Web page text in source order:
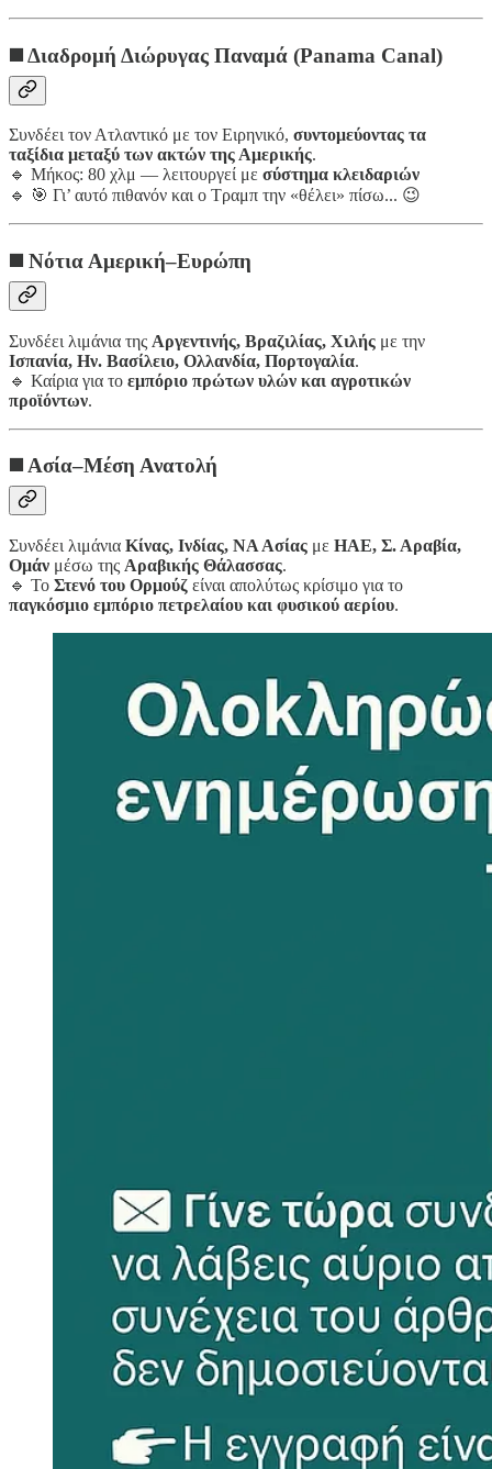
◼️Διαδρομή Διώρυγας Παναμά (Panama Canal)
Συνδέει τον Ατλαντικό με τον Ειρηνικό, συντομεύοντας τα
ταξίδια μεταξύ των ακτών της Αμερικής.
🔹 Μήκος: 80 χλμ — λειτουργεί με σύστημα κλειδαριών
🔹 🎯 Γι’ αυτό πιθανόν και ο Τραμπ την «θέλει» πίσω... 😉
◼️ Νότια Αμερική–Ευρώπη
Συνδέει λιμάνια της Αργεντινής, Βραζιλίας, Χιλής με την
Ισπανία, Ην. Βασίλειο, Ολλανδία, Πορτογαλία.
🔹 Καίρια για το εμπόριο πρώτων υλών και αγροτικών
προϊόντων.
◼️Ασία–Μέση Ανατολή
Συνδέει λιμάνια Κίνας, Ινδίας, ΝΑ Ασίας με ΗΑΕ, Σ. Αραβία,
Ομάν μέσω της Αραβικής Θάλασσας.
🔹 Το Στενό του Ορμούζ είναι απολύτως κρίσιμο για το
παγκόσμιο εμπόριο πετρελαίου και φυσικού αερίου.